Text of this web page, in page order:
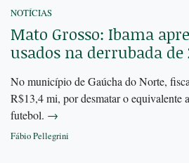
NOTÍCIAS
Mato Grosso: Ibama
usados na derrubada
No município de Gaúcha do Norte,
R$13,4 mi, por desmatar o equivalente
futebol. →
Fábio Pellegrini